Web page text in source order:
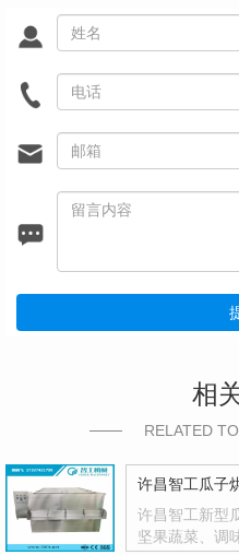
相
RELATED
许昌智工瓜子
许昌智工新型
坚果蔬菜、调